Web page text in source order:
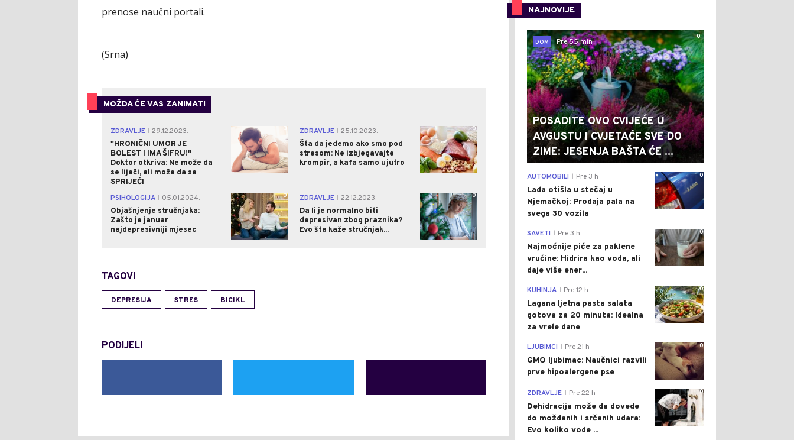
prenose naučni portali.
(Srna)
MOŽDA ĆE VAS ZANIMATI
ZDRAVLJE
29.12.2023.
"HRONIČNI UMOR JE
BOLEST I IMA ŠIFRU!"
Doktor otkriva: Ne može da
se liječi, ali može da se
SPRIJEČI
0 ZDRAVLJE
25.10.2023.
Šta da jedemo ako smo pod
stresom: Ne izbjegavajte
krompir, a kafa samo ujutro
0
PSIHOLOGIJA
05.01.2024.
Objašnjenje stručnjaka:
Zašto je januar
najdepresivniji mjesec
0 ZDRAVLJE
22.12.2023.
Da li je normalno biti
depresivan zbog praznika?
Evo šta kaže stručnjak...
0
TAGOVI
DEPRESIJA STRES BICIKL
PODIJELI
NAJNOVIJE
0
DOM
Pre 55 min
POSADITE OVO CVIJEĆE U
AVGUSTU I CVJETAĆE SVE DO
ZIME: JESENJA BAŠTA ĆE ...
0
AUTOMOBILI Pre 3 h
Lada otišla u stečaj u
Njemačkoj: Prodaja pala na
svega 30 vozila
0
SAVETI Pre 3 h
Najmoćnije piće za paklene
vrućine: Hidrira kao voda, ali
daje više ener...
0
KUHINJA Pre 12 h
Lagana ljetna pasta salata
gotova za 20 minuta: Idealna
za vrele dane
0
LJUBIMCI Pre 21 h
GMO ljubimac: Naučnici razvili
prve hipoalergene pse
0
ZDRAVLJE Pre 22 h
Dehidracija može da dovede
do moždanih i srčanih udara:
Evo koliko vode ...